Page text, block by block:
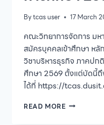
Bytcas user 17 March
คณะวิทยาการจัดการ ม
สมัครบุคคลเข้าศึกษา ห
วิชาบริหารธุรกิจ ภาคปก
ศึกษา 2569 ตั้งแต่บัดนี้
ได้ที่ https://
READ MOREคณะ